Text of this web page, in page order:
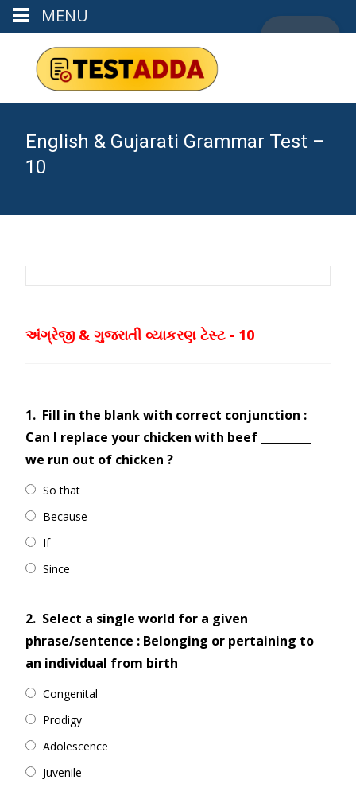
English & Gujarati Grammar Test –
10
00:29:53
અંગ્રેજી & ગુજરાતી વ્યાકરણ ટેસ્ટ - 10
1. Fill in the blank with correct conjunction :
Can I replace your chicken with beef _________
we run out of chicken ?
So that
Because
If
Since
2. Select a single world for a given
phrase/sentence : Belonging or pertaining to
an individual from birth
Congenital
Prodigy
Adolescence
Juvenile
MENU